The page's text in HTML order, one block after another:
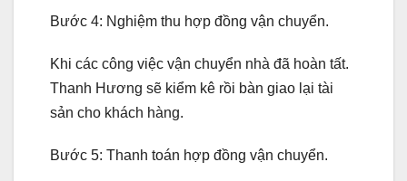
Bước 4: Nghiệm thu hợp đồng vận chuyển.
Khi các công việc vận chuyển nhà đã hoàn tất.
Thanh Hương sẽ kiểm kê rồi bàn giao lại tài
sản cho khách hàng.
Bước 5: Thanh toán hợp đồng vận chuyển.